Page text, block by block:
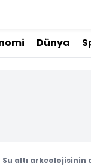
Dünya
Su altı arkeolojisinin